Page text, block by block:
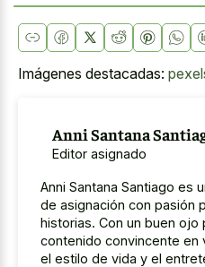
Imágenes destacadas:
Anni Santana
Editor asignado
Anni Santana Santiago es
de asignación con pasión
historias. Con un buen ojo
contenido convincente en
el estilo de vida y el